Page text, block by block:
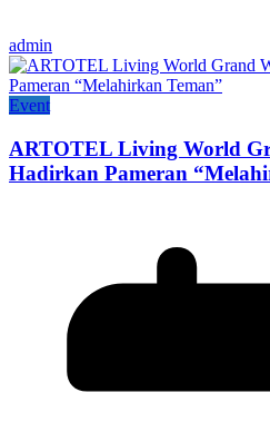
admin
Event
ARTOTEL Living World
Hadirkan Pameran